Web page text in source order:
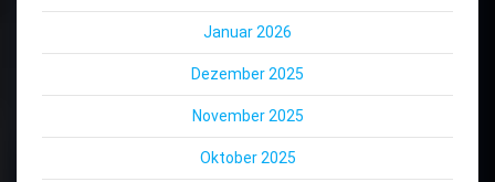
Januar 2026
Dezember 2025
November 2025
Oktober 2025